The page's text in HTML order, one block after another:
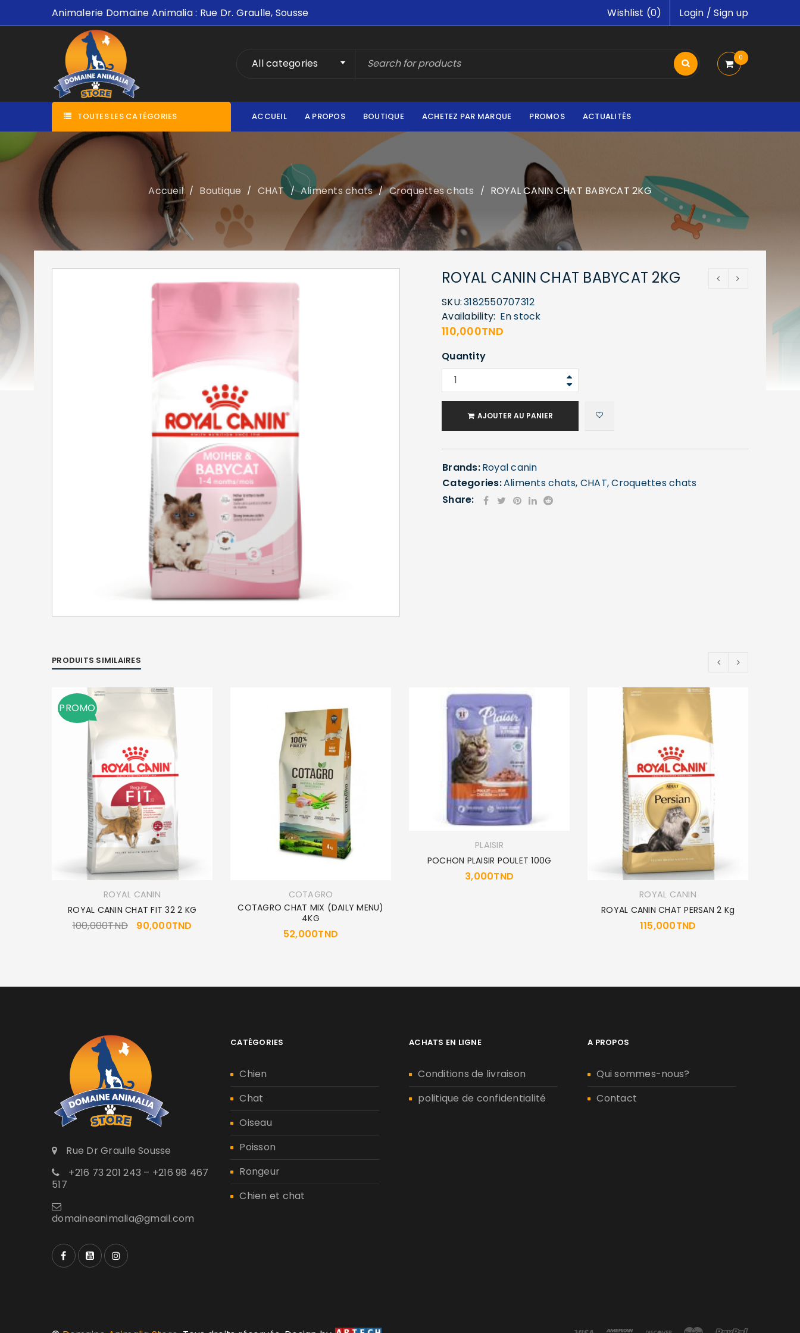
SE CONNECTER
Se souvenir de moi
SE CONNECTER
MOT DE PASSE PERDU ?
Animalerie Domaine Animalia : Rue Dr. Graulle, Sousse Login /Sign up
Wishlist (0)
All categories 0
TOUTES LES CATÉGORIES ACCUEIL A PROPOS BOUTIQUE ACHETEZ PAR MARQUE PROMOS ACTUALITÉS
Accueil / Boutique / CHAT / Aliments chats / Croquettes chats / ROYAL CANIN CHAT BABYCAT 2KG
ROYAL CANIN CHAT BABYCAT 2KG
SKU:3182550707312
Availability: En stock
110,000TND
Quantity
AJOUTER AU PANIER
Brands:Royal canin
Categories:Aliments chats, CHAT,Croquettes chats
Share:
PRODUITS SIMILAIRES
PROMO
ROYAL CANIN
ROYAL CANIN CHAT FIT 32 2 KG
100,000TND 90,000TND
COTAGRO
COTAGRO CHAT MIX (DAILY MENU)
4KG
52,000TND
PLAISIR
POCHON PLAISIR POULET 100G
3,000TND
ROYAL CANIN
ROYAL CANIN CHAT PERSAN 2 Kg
115,000TND
Rue Dr Graulle Sousse
+216 73 201 243 – +216 98 467
517
domaineanimalia@gmail.com
CATÉGORIES
Chien
Chat
Oiseau
Poisson
Rongeur
Chien et chat
ACHATS EN LIGNE
Conditions de livraison
politique de confidentialité
A PROPOS
Qui sommes-nous?
Contact